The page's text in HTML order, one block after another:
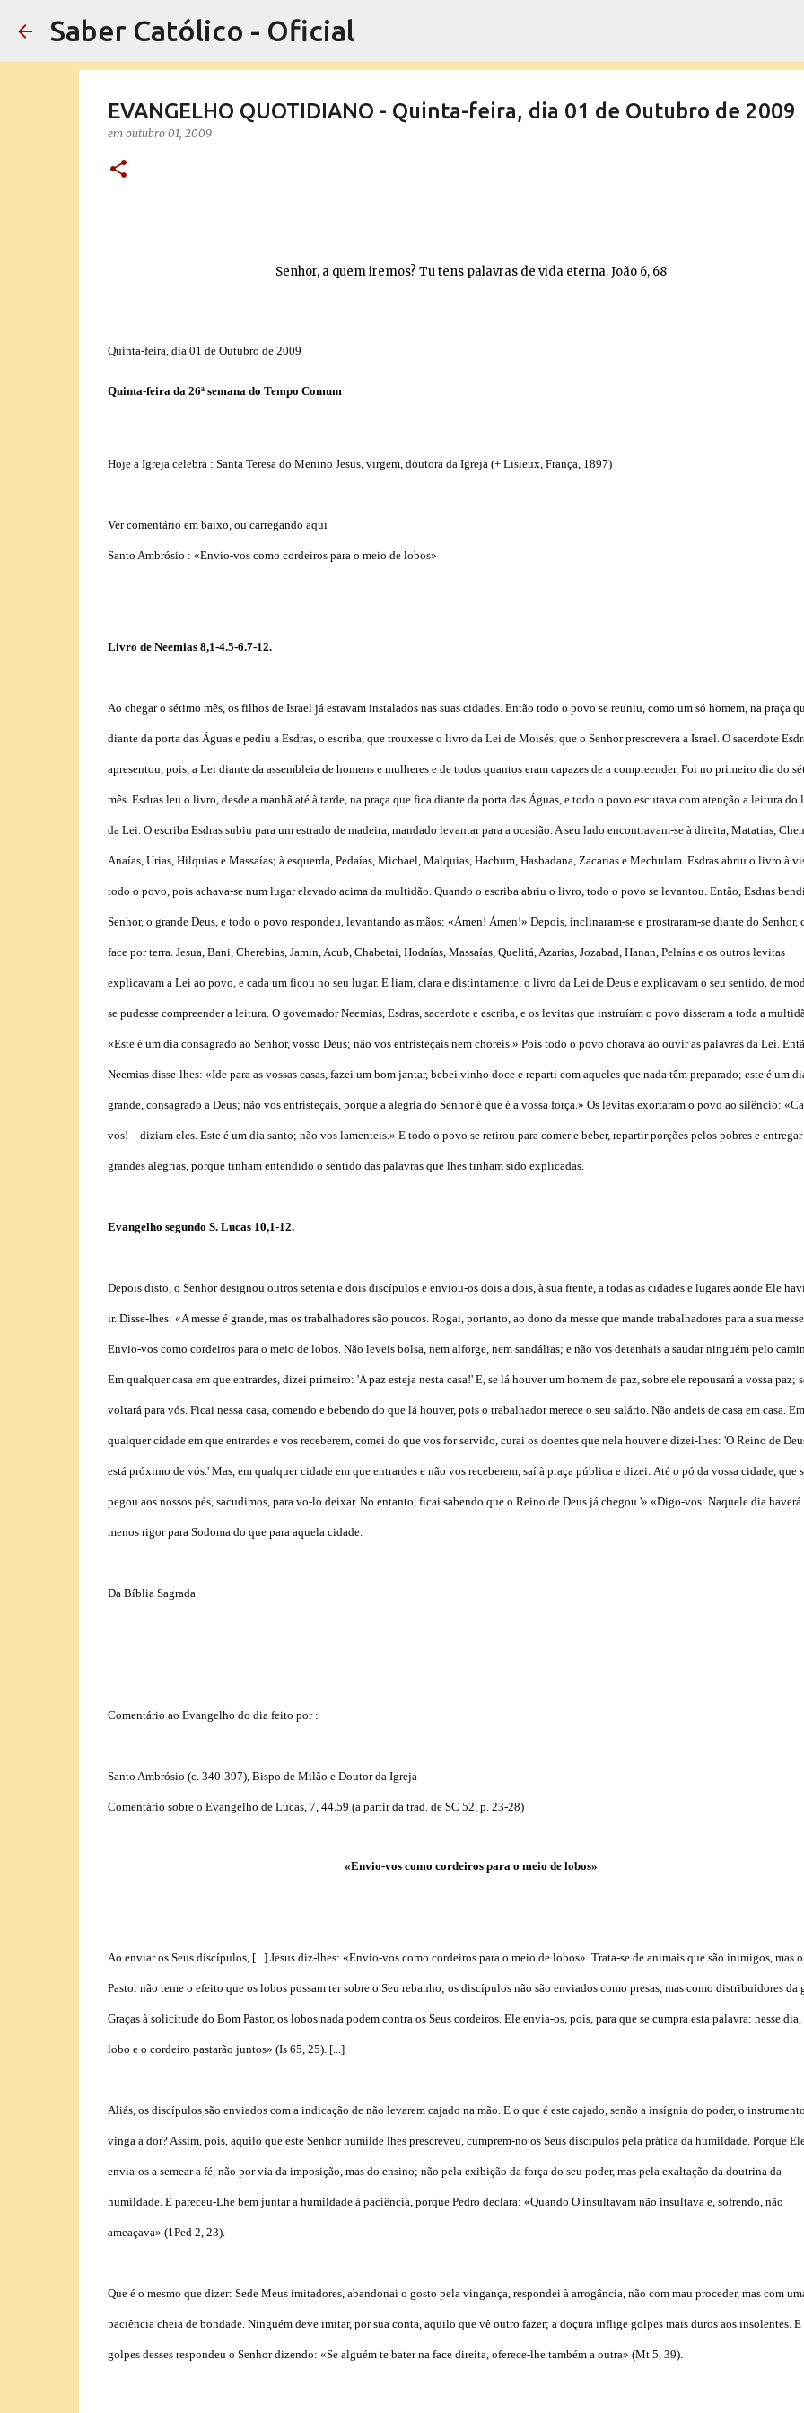
Saber Católico - Oficial
EVANGELHO QUOTIDIANO - Quinta-feira, dia 01 de Outubro de 2009
em outubro 01, 2009
Senhor, a quem iremos? Tu tens palavras de vida eterna. João 6, 68
Quinta-feira, dia 01 de Outubro de 2009
Quinta-feira da 26ª semana do Tempo Comum
Hoje a Igreja celebra : Santa Teresa do Menino Jesus, virgem, doutora da Igreja (+ Lisieux, França, 1897)
Ver comentário em baixo, ou carregando aqui
Santo Ambrósio : «Envio-vos como cordeiros para o meio de lobos»
Livro de Neemias 8,1-4.5-6.7-12.
Ao chegar o sétimo mês, os filhos de Israel já estavam instalados nas suas cidades. Então todo o povo se reuniu, como um só homem, na praça
diante da porta das Águas e pediu a Esdras, o escriba, que trouxesse o livro da Lei de Moisés, que o Senhor prescrevera a Israel. O sacerdote
apresentou, pois, a Lei diante da assembleia de homens e mulheres e de todos quantos eram capazes de a compreender. Foi no primeiro dia do
mês. Esdras leu o livro, desde a manhã até à tarde, na praça que fica diante da porta das Águas, e todo o povo escutava com atenção a leitura do
da Lei. O escriba Esdras subiu para um estrado de madeira, mandado levantar para a ocasião. A seu lado encontravam-se à direita, Matatias,
Anaías, Urias, Hilquias e Massaías; à esquerda, Pedaías, Michael, Malquias, Hachum, Hasbadana, Zacarias e Mechulam. Esdras abriu o livro à
todo o povo, pois achava-se num lugar elevado acima da multidão. Quando o escriba abriu o livro, todo o povo se levantou. Então, Esdras
Senhor, o grande Deus, e todo o povo respondeu, levantando as mãos: «Ámen! Ámen!» Depois, inclinaram-se e prostraram-se diante do Senhor,
face por terra. Jesua, Bani, Cherebias, Jamin, Acub, Chabetai, Hodaías, Massaías, Quelitá, Azarias, Jozabad, Hanan, Pelaías e os outros levitas
explicavam a Lei ao povo, e cada um ficou no seu lugar. E liam, clara e distintamente, o livro da Lei de Deus e explicavam o seu sentido, de
se pudesse compreender a leitura. O governador Neemias, Esdras, sacerdote e escriba, e os levitas que instruíam o povo disseram a toda a
«Este é um dia consagrado ao Senhor, vosso Deus; não vos entristeçais nem choreis.» Pois todo o povo chorava ao ouvir as palavras da Lei.
Neemias disse-lhes: «Ide para as vossas casas, fazei um bom jantar, bebei vinho doce e reparti com aqueles que nada têm preparado; este é um
grande, consagrado a Deus; não vos entristeçais, porque a alegria do Senhor é que é a vossa força.» Os levitas exortaram o povo ao silêncio:
vos! – diziam eles. Este é um dia santo; não vos lamenteis.» E todo o povo se retirou para comer e beber, repartir porções pelos pobres e
grandes alegrias, porque tinham entendido o sentido das palavras que lhes tinham sido explicadas.
Evangelho segundo S. Lucas 10,1-12.
Depois disto, o Senhor designou outros setenta e dois discípulos e enviou-os dois a dois, à sua frente, a todas as cidades e lugares aonde Ele
ir. Disse-lhes: «A messe é grande, mas os trabalhadores são poucos. Rogai, portanto, ao dono da messe que mande trabalhadores para a sua
Envio-vos como cordeiros para o meio de lobos. Não leveis bolsa, nem alforge, nem sandálias; e não vos detenhais a saudar ninguém pelo
Em qualquer casa em que entrardes, dizei primeiro: 'A paz esteja nesta casa!' E, se lá houver um homem de paz, sobre ele repousará a vossa paz;
voltará para vós. Ficai nessa casa, comendo e bebendo do que lá houver, pois o trabalhador merece o seu salário. Não andeis de casa em casa. Em
qualquer cidade em que entrardes e vos receberem, comei do que vos for servido, curai os doentes que nela houver e dizei-lhes: 'O Reino de
está próximo de vós.' Mas, em qualquer cidade em que entrardes e não vos receberem, saí à praça pública e dizei: Até o pó da vossa cidade, que
pegou aos nossos pés, sacudimos, para vo-lo deixar. No entanto, ficai sabendo que o Reino de Deus já chegou.'» «Digo-vos: Naquele dia haverá
menos rigor para Sodoma do que para aquela cidade.
Da Bíblia Sagrada
Comentário ao Evangelho do dia feito por :
Santo Ambrósio (c. 340-397), Bispo de Milão e Doutor da Igreja
Comentário sobre o Evangelho de Lucas, 7, 44.59 (a partir da trad. de SC 52, p. 23-28)
«Envio-vos como cordeiros para o meio de lobos»
Ao enviar os Seus discípulos, [...] Jesus diz-lhes: «Envio-vos como cordeiros para o meio de lobos». Trata-se de animais que são inimigos, mas
Pastor não teme o efeito que os lobos possam ter sobre o Seu rebanho; os discípulos não são enviados como presas, mas como distribuidores da
Graças à solicitude do Bom Pastor, os lobos nada podem contra os Seus cordeiros. Ele envia-os, pois, para que se cumpra esta palavra: nesse dia,
lobo e o cordeiro pastarão juntos» (Is 65, 25). [...]
Aliás, os discípulos são enviados com a indicação de não levarem cajado na mão. E o que é este cajado, senão a insígnia do poder, o
vinga a dor? Assim, pois, aquilo que este Senhor humilde lhes prescreveu, cumprem-no os Seus discípulos pela prática da humildade. Porque
envia-os a semear a fé, não por via da imposição, mas do ensino; não pela exibição da força do seu poder, mas pela exaltação da doutrina da
humildade. E pareceu-Lhe bem juntar a humildade à paciência, porque Pedro declara: «Quando O insultavam não insultava e, sofrendo, não
ameaçava» (1Ped 2, 23).
Que é o mesmo que dizer: Sede Meus imitadores, abandonai o gosto pela vingança, respondei à arrogância, não com mau proceder, mas com
paciência cheia de bondade. Ninguém deve imitar, por sua conta, aquilo que vê outro fazer; a doçura inflige golpes mais duros aos insolentes. E
golpes desses respondeu o Senhor dizendo: «Se alguém te bater na face direita, oferece-lhe também a outra» (Mt 5, 39).